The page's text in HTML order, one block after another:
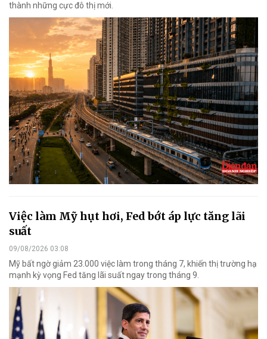
thành những cực đô thị mới.
Việc làm Mỹ hụt hơi, Fed bớt áp lực tăng lãi
suất
09/08/2026 03:08
Mỹ bất ngờ giảm 23.000 việc làm trong tháng 7, khiến thị trường hạ
mạnh kỳ vọng Fed tăng lãi suất ngay trong tháng 9.